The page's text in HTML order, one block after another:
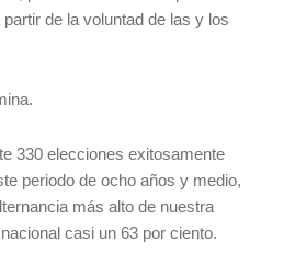
de la voluntad de las y los
330 elecciones exitosamente
periodo de ocho años y medio,
más alto de nuestra
casi un 63 por ciento.